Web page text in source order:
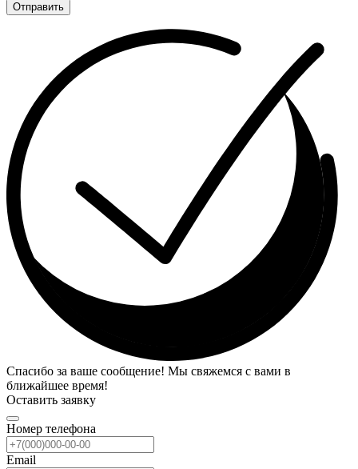
Отправить
Спасибо за ваше сообщение! Мы свяжемся с вами в
ближайшее время!
Оставить заявку
Номер телефона
Email